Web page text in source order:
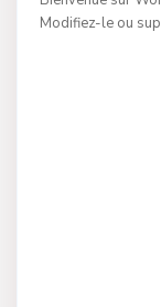
Modifiez-le ou